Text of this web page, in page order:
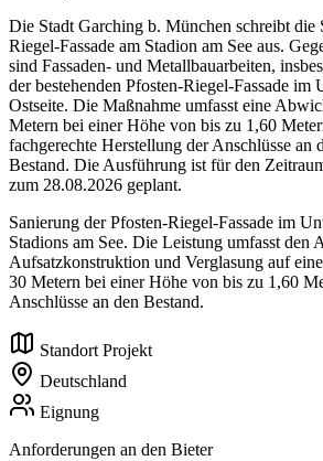
Die Stadt Garching b. München schreibt die
Riegel-Fassade am Stadion am See aus.
sind Fassaden- und Metallbauarbeiten,
der bestehenden Pfosten-Riegel-Fassade im
Ostseite. Die Maßnahme umfasst eine
Metern bei einer Höhe von bis zu 1,60
fachgerechte Herstellung der Anschlüsse an
Bestand. Die Ausführung ist für den
zum 28.08.2026 geplant.
Sanierung der Pfosten-Riegel-Fassade im
Stadions am See. Die Leistung umfasst den
Aufsatzkonstruktion und Verglasung auf
30 Metern bei einer Höhe von bis zu 1,60
Anschlüsse an den Bestand.
Standort Projekt
Deutschland
Eignung
Anforderungen an den Bieter